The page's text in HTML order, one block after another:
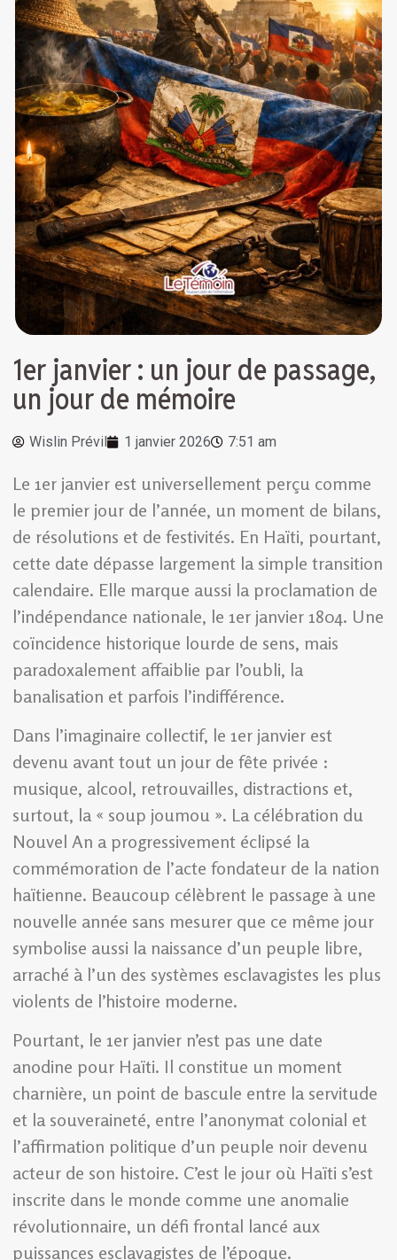
1er janvier : un jour de passage,
un jour de mémoire
Wislin Prévil 1 janvier 2026 7:51 am
Le 1er janvier est universellement perçu comme
le premier jour de l’année, un moment de bilans,
de résolutions et de festivités. En Haïti, pourtant,
cette date dépasse largement la simple transition
calendaire. Elle marque aussi la proclamation de
l’indépendance nationale, le 1er janvier 1804. Une
coïncidence historique lourde de sens, mais
paradoxalement affaiblie par l’oubli, la
banalisation et parfois l’indifférence.
Dans l’imaginaire collectif, le 1er janvier est
devenu avant tout un jour de fête privée :
musique, alcool, retrouvailles, distractions et,
surtout, la « soup joumou ». La célébration du
Nouvel An a progressivement éclipsé la
commémoration de l’acte fondateur de la nation
haïtienne. Beaucoup célèbrent le passage à une
nouvelle année sans mesurer que ce même jour
symbolise aussi la naissance d’un peuple libre,
arraché à l’un des systèmes esclavagistes les plus
violents de l’histoire moderne.
Pourtant, le 1er janvier n’est pas une date
anodine pour Haïti. Il constitue un moment
charnière, un point de bascule entre la servitude
et la souveraineté, entre l’anonymat colonial et
l’affirmation politique d’un peuple noir devenu
acteur de son histoire. C’est le jour où Haïti s’est
inscrite dans le monde comme une anomalie
révolutionnaire, un défi frontal lancé aux
puissances esclavagistes de l’époque.